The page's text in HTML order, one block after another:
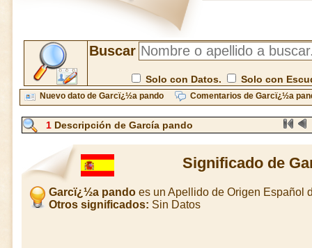
Buscar
Solo con Datos. Solo con
Nuevo dato de Garcï¿½a pando Comentarios de Garcï¿½a
1 Descripción de García pando
Significado de
Garcï¿½a pandoes un Apellido de Origen Español
Otros significados: Sin Datos